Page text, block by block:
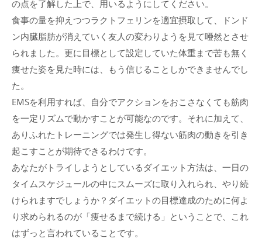
の点を了解した上で、用いるようにしてください。
食事の量を抑えつつラクトフェリンを適宜摂取して、ドンド
ン内臓脂肪が消えていく友人の変わりようを見て唖然とさせ
られました。更に目標として設定していた体重まで苦も無く
痩せた姿を見た時には、もう信じることしかできませんでし
た。
EMSを利用すれば、自分でアクションをおこさなくても筋肉
を一定リズムで動かすことが可能なのです。それに加えて、
ありふれたトレーニングでは発生し得ない筋肉の動きを引き
起こすことが期待できるわけです。
あなたがトライしようとしているダイエット方法は、一日の
タイムスケジュールの中にスムーズに取り入れられ、やり続
けられますでしょうか？ダイエットの目標達成のために何よ
り求められるのが「痩せるまで続ける」ということで、これ
はずっと言われていることです。